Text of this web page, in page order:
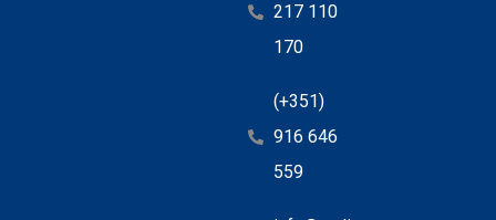
217 110
170
(+351)
916 646
559